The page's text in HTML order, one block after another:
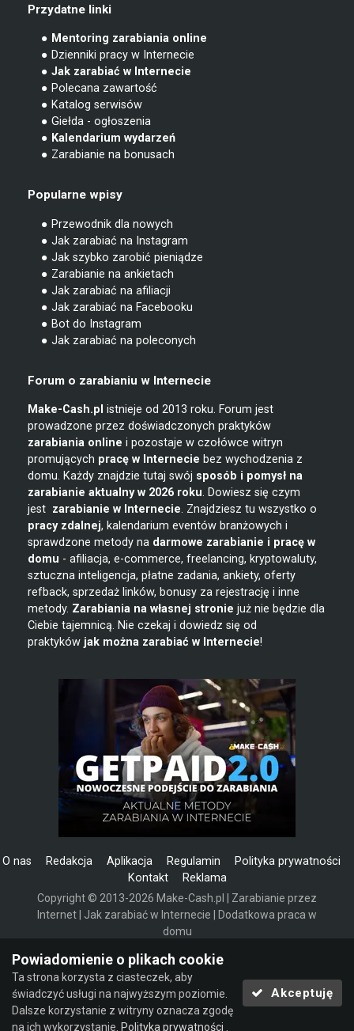
Przydatne linki
● Mentoring zarabiania online
● Dzienniki pracy w Internecie
● Jak zarabiać w Internecie
● Polecana zawartość
● Katalog serwisów
● Giełda - ogłoszenia
● Kalendarium wydarzeń
● Zarabianie na bonusach
Popularne wpisy
● Przewodnik dla nowych
● Jak zarabiać na Instagram
● Jak szybko zarobić pieniądze
● Zarabianie na ankietach
● Jak zarabiać na afiliacji
● Jak zarabiać na Facebooku
● Bot do Instagram
● Jak zarabiać na poleconych
Forum o zarabianiu w Internecie
Make-Cash.pl istnieje od 2013 roku. Forum jest
prowadzone przez doświadczonych praktyków
zarabiania online i pozostaje w czołówce witryn
promujących pracę w Internecie bez wychodzenia z
domu. Każdy znajdzie tutaj swój sposób i pomysł na
zarabianie aktualny w 2026 roku. Dowiesz się czym
jest zarabianie w Internecie. Znajdziesz tu wszystko o
pracy zdalnej, kalendarium eventów branżowych i
sprawdzone metody na darmowe zarabianie i pracę w
domu - afiliacja, e-commerce, freelancing, kryptowaluty,
sztuczna inteligencja, płatne zadania, ankiety, oferty
refback, sprzedaż linków, bonusy za rejestrację i inne
metody. Zarabiania na własnej stronie już nie będzie dla
Ciebie tajemnicą. Nie czekaj i dowiedz się od
praktyków jak można zarabiać w Internecie!
O nas Redakcja Aplikacja Regulamin
Polityka prywatności
Kontakt
Reklama
Copyright © 2013-2026 Make-Cash.pl | Zarabianie przez
Internet | Jak zarabiać w Internecie | Dodatkowa praca w
domu
Powiadomienie o plikach cookie
Ta strona korzysta z ciasteczek, aby
świadczyć usługi na najwyższym poziomie.
Dalsze korzystanie z witryny oznacza zgodę
na ich wykorzystanie. Polityka prywatności
Akceptuję